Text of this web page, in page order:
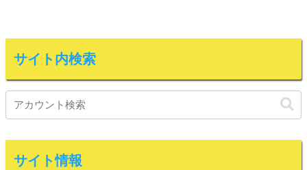
サイト内検索
サイト情報